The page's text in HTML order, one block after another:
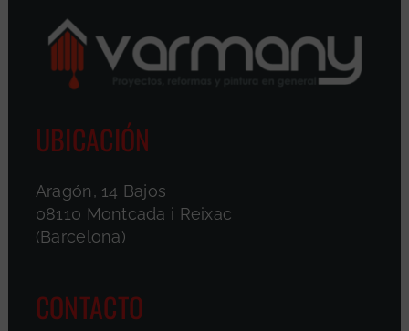
UBICACIÓN
Aragón, 14 Bajos
08110 Montcada i Reixac
(Barcelona)
CONTACTO